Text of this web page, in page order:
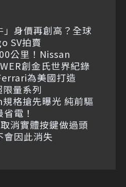
身價再創高？全球
SV拍賣
公里！Nissan
創金氏世界紀錄
為美國打造
量系列
格搶先曝光 純前驅
電！
消實體按鍵做過頭
會因此消失